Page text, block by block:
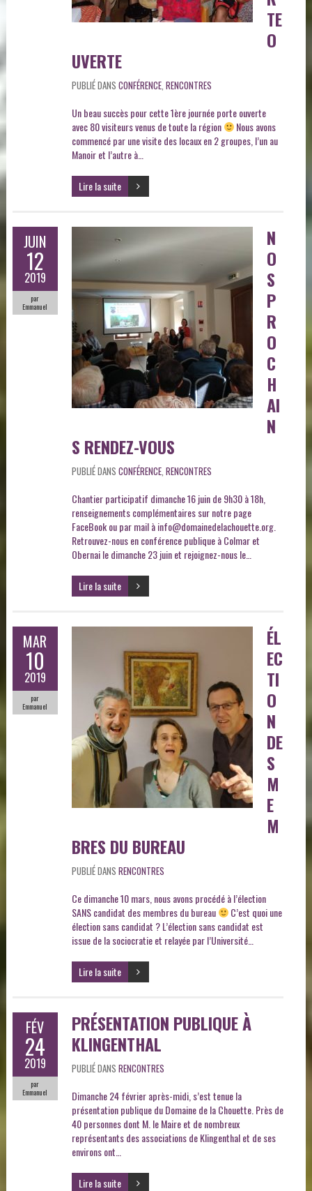
TE
O
UVERTE
PUBLIÉ DANS CONFÉRENCE, RENCONTRES
Un beau succès pour cette 1ère journée porte ouverte
avec 80 visiteurs venus de toute la région
Nous avons
commencé par une visite des locaux en 2 groupes, l’un au
Manoir et l’autre à…
Lire la suite
JUIN
12
2019
par
Emmanuel
N
O
S
P
R
O
C
H
AI
N
S RENDEZ-VOUS
PUBLIÉ DANS CONFÉRENCE, RENCONTRES
Chantier participatif dimanche 16 juin de 9h30 à 18h,
renseignements complémentaires sur notre page
FaceBook ou par mail à info@domainedelachouette.org.
Retrouvez-nous en conférence publique à Colmar et
Obernai le dimanche 23 juin et rejoignez-nous le…
Lire la suite
MAR
10
2019
par
Emmanuel
ÉL
EC
TI
O
N
DE
S
M
E
M
BRES DU BUREAU
PUBLIÉ DANS RENCONTRES
Ce dimanche 10 mars, nous avons procédé à l’élection
SANS candidat des membres du bureau
C’est quoi une
élection sans candidat ? L’élection sans candidat est
issue de la sociocratie et relayée par l’Université…
Lire la suite
FÉV
24
2019
par
Emmanuel
PRÉSENTATION PUBLIQUE À
KLINGENTHAL
PUBLIÉ DANS RENCONTRES
Dimanche 24 février après-midi, s’est tenue la
présentation publique du Domaine de la Chouette. Près de
40 personnes dont M. le Maire et de nombreux
représentants des associations de Klingenthal et de ses
environs ont…
Lire la suite